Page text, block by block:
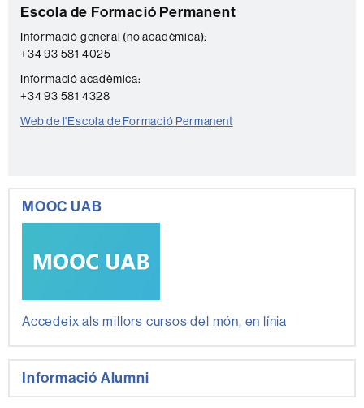
c
t
e
Escola de Formació Permanent
Informació general (no acadèmica):
+34 93 581 4025
Informació acadèmica:
+34 93 581 4328
Web de l'Escola de Formació Permanent
MOOC UAB
Accedeix als millors cursos del món, en línia
Informació Alumni